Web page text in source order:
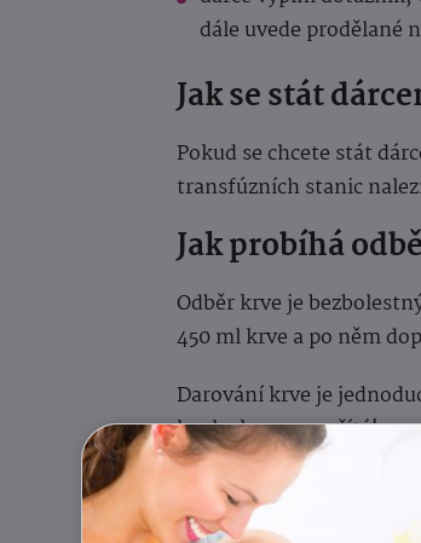
dále uvede prodělané
Jak se stát
Pokud se chcete stát
transfúzních stanic
Jak probíhá
Odběr krve je
450 ml krve a po něm
Darování krve je
kapka krve se počítá!
Vedle samotného